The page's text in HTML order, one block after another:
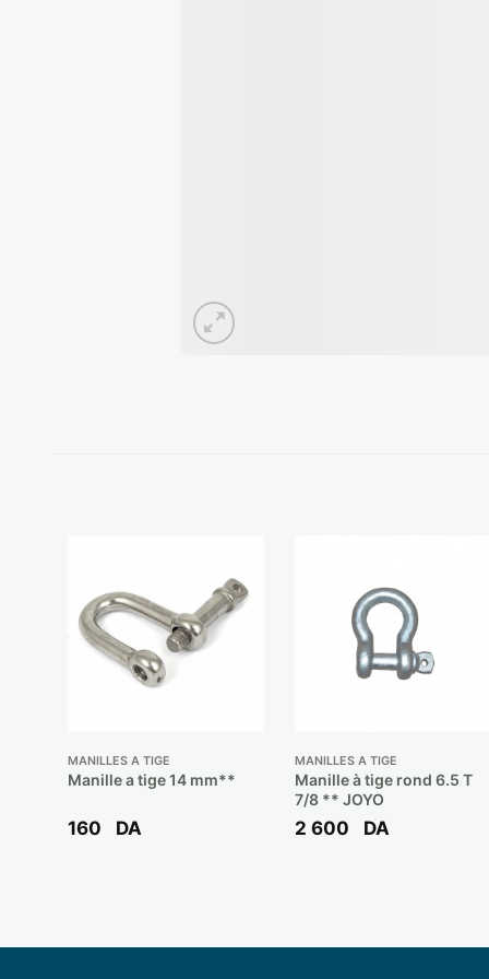
MANILLES A TIGE
Manille a tige 14 mm**
160 DA
MANILLES A TIGE
Manille à tige rond 6.5 T
7/8 ** JOYO
2 600 DA